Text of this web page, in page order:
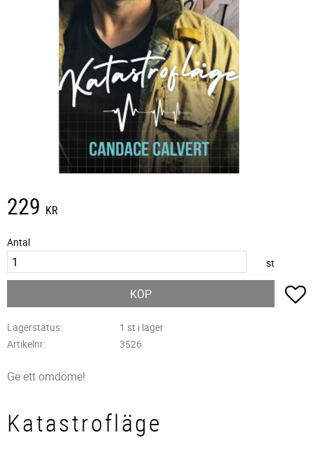
229 KR
Antal
st
KÖP
Lagerstatus
1 st i lager
Artikelnr
3526
Ge ett omdöme!
Katastrofläge